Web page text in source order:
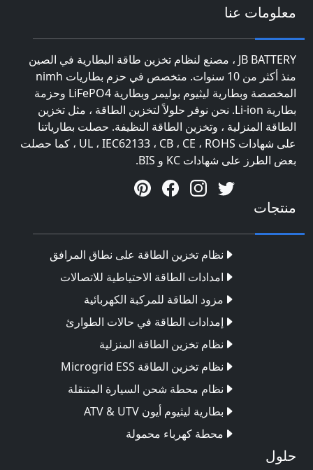
معلومات عنا
JB BATTERY ، مصنع لنظام تخزين طاقة البطارية في الصين
منذ أكثر من 10 سنوات. متخصص في حزم بطاريات nimh
المخصصة وبطارية ليثيوم بوليمر وبطارية LiFePO4 وحزمة
بطارية Li-ion. نحن نوفر حلولاً لتخزين الطاقة ، مثل تخزين
الطاقة المنزلية ، وتخزين الطاقة النظيفة. حصلت بطارياتنا
على شهادات UL ، IEC62133 ، CB ، CE ، ROHS ، كما حصلت
بعض الطرز على شهادات KC و BIS.
منتجات
نظام تخزين الطاقة على نطاق المرافق
امدادات الطاقة الاحتياطية للاتصالات
مزود الطاقة للمركبة الكهربائية
إمدادات الطاقة في حالات الطوارئ
نظام تخزين الطاقة المنزلية
نظام تخزين الطاقة Microgrid ESS
نظام محطة شحن السيارة المتنقلة
بطارية ليثيوم أيون ATV & UTV
محطة كهرباء محمولة
حلول